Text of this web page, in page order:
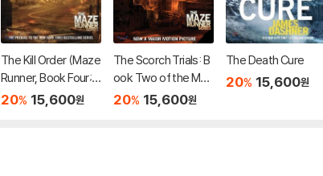
The Kill Order (Maze
Runner, Book Four;
Origin): Book Four; O
20% 15,600원
The Scorch Trials: B
ook Two of the Maz
e Runner Series
20% 15,600원
The Death Cure
20% 15,600원